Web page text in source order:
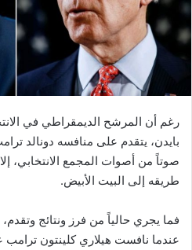
صوتاً من أصوات المجمع الانتخابي،
طريقه إلى البيت الأبيض.
عندما نافست هيلاري كلينتون